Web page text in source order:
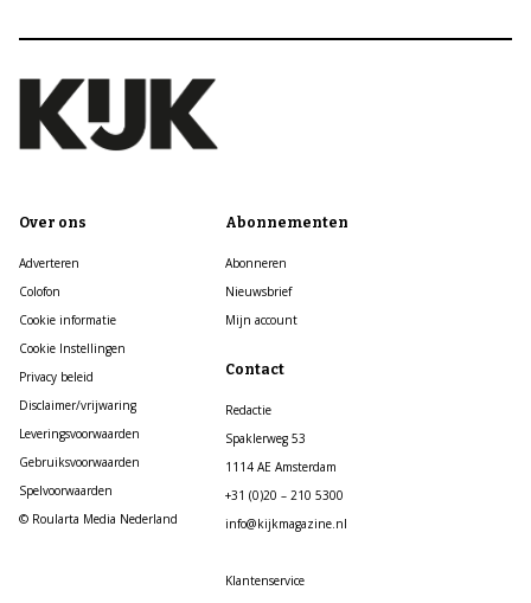
Over ons
Adverteren
Colofon
Cookie informatie
Cookie Instellingen
Privacy beleid
Disclaimer/vrijwaring
Leveringsvoorwaarden
Gebruiksvoorwaarden
Spelvoorwaarden
© Roularta Media Nederland
Abonnementen
Abonneren
Nieuwsbrief
Mijn account
Contact
Redactie
Spaklerweg 53
1114 AE Amsterdam
+31 (0)20 – 210 5300
info@kijkmagazine.nl
Klantenservice